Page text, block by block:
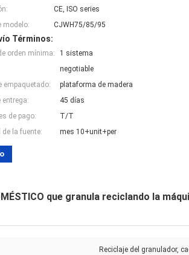
CE, ISO series
modelo:
CJWH75/85/95
Términos:
orden mínima:
1 sistema
negotiable
empaquetado:
plataforma de madera
entrega:
45 días
de pago:
T/T
de la fuente:
mes 10+unit+per
que granula reciclando la
Reciclaje del granulador,